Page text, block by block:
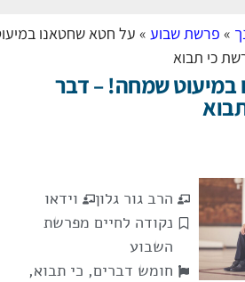
פרשת שבוע» על חטא שחטאנו במיעוט
כי תבוא
שמחה! – דבר
הרב גור גלון
וידאו
נקודה לחיים מפרשת
השבוע
חומש דברים,כי תבוא,